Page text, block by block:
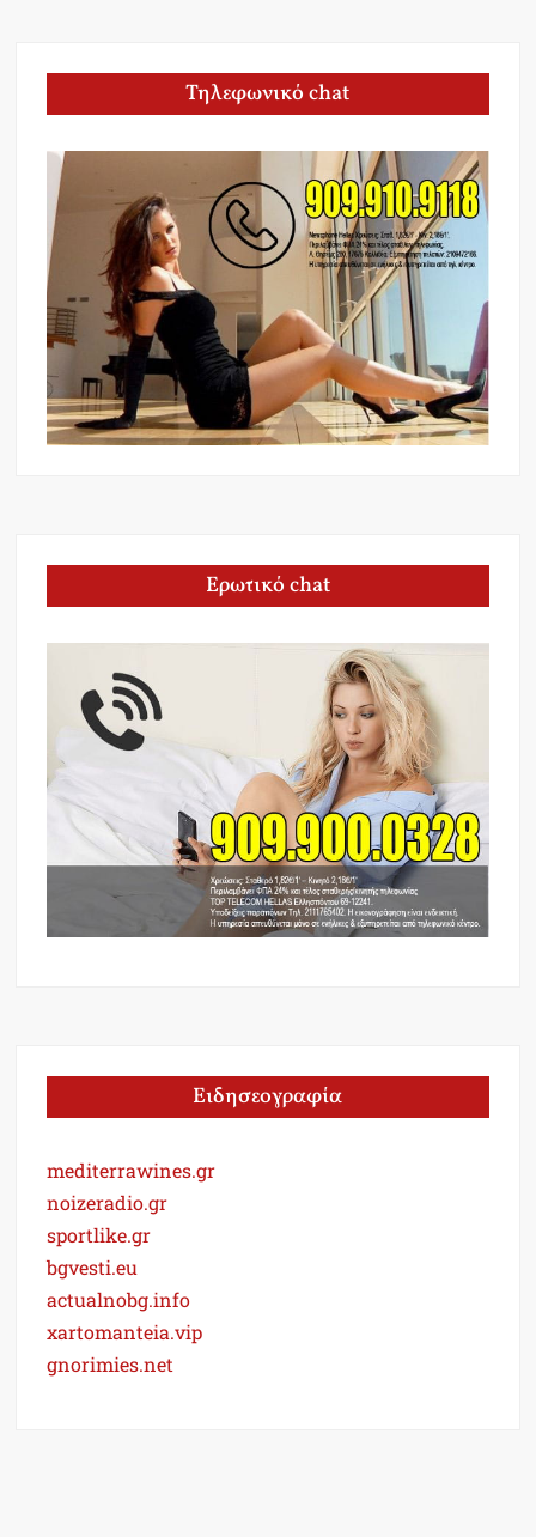
Τηλεφωνικό chat
Ερωτικό chat
Ειδησεογραφία
mediterrawines.gr
noizeradio.gr
sportlike.gr
bgvesti.eu
actualnobg.info
xartomanteia.vip
gnorimies.net